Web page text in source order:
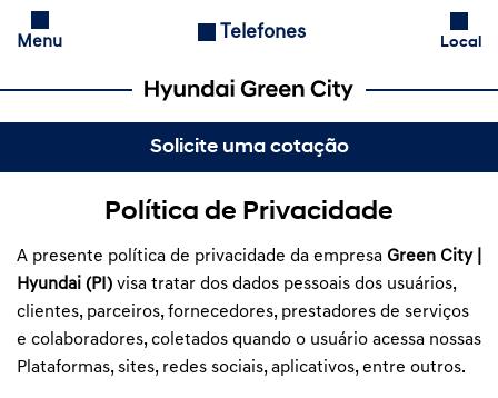
Menu Telefones Local
Solicite uma cotação
Política de Privacidade
A presente política de privacidade da empresa Green City |
Hyundai (PI) visa tratar dos dados pessoais dos usuários,
clientes, parceiros, fornecedores, prestadores de serviços
e colaboradores, coletados quando o usuário acessa nossas
Plataformas, sites, redes sociais, aplicativos, entre outros.